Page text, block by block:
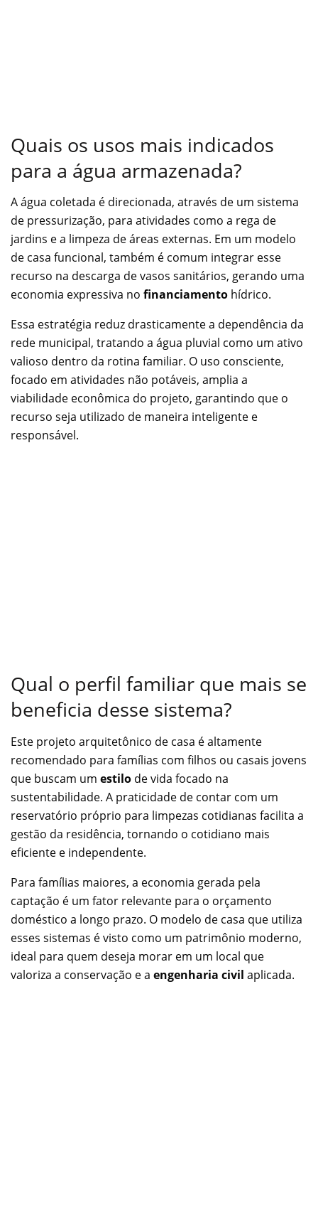
Quais os usos mais indicados
para a água armazenada?
A água coletada é direcionada, através de um sistema
de pressurização, para atividades como a rega de
jardins e a limpeza de áreas externas. Em um modelo
de casa funcional, também é comum integrar esse
recurso na descarga de vasos sanitários, gerando uma
economia expressiva no financiamento hídrico.
Essa estratégia reduz drasticamente a dependência da
rede municipal, tratando a água pluvial como um ativo
valioso dentro da rotina familiar. O uso consciente,
focado em atividades não potáveis, amplia a
viabilidade econômica do projeto, garantindo que o
recurso seja utilizado de maneira inteligente e
responsável.
Qual o perfil familiar que mais se
beneficia desse sistema?
Este projeto arquitetônico de casa é altamente
recomendado para famílias com filhos ou casais jovens
que buscam um estilo de vida focado na
sustentabilidade. A praticidade de contar com um
reservatório próprio para limpezas cotidianas facilita a
gestão da residência, tornando o cotidiano mais
eficiente e independente.
Para famílias maiores, a economia gerada pela
captação é um fator relevante para o orçamento
doméstico a longo prazo. O modelo de casa que utiliza
esses sistemas é visto como um patrimônio moderno,
ideal para quem deseja morar em um local que
valoriza a conservação e a engenharia civil aplicada.